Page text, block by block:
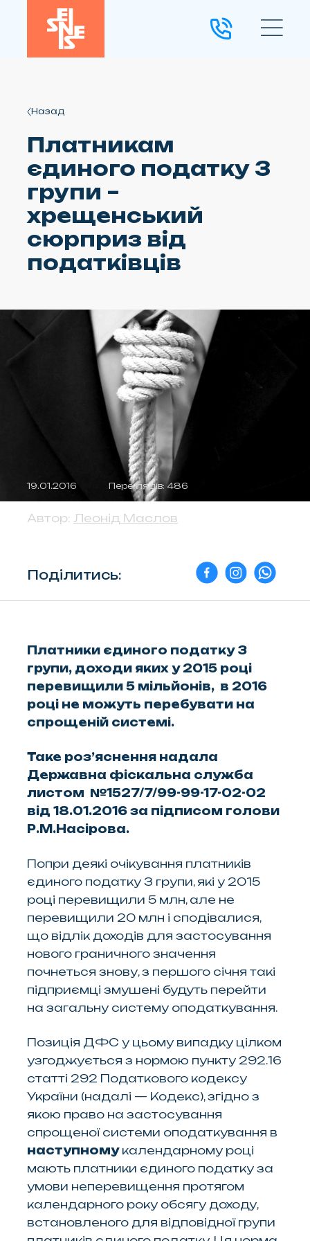
Назад
Платникам
єдиного податку 3
групи –
хрещенський
сюрприз від
податківців
19.01.2016 Переглядів: 486
Автор: Леонід Маслов
Поділитись:
Платники єдиного податку 3
групи, доходи яких у 2015 році
перевищили 5 мільйонів, в 2016
році не можуть перебувати на
спрощеній системі.
Таке роз’яснення надала
Державна фіскальна служба
листом №1527/7/99-99-17-02-02
від 18.01.2016 за підписом голови
Р.М.Насірова.
Попри деякі очікування платників
єдиного податку 3 групи, які у 2015
році перевищили 5 млн, але не
перевищили 20 млн і сподівалися,
що відлік доходів для застосування
нового граничного значення
почнеться знову, з першого січня такі
підприємці змушені будуть перейти
на загальну систему оподаткування.
Позиція ДФС у цьому випадку цілком
узгоджується з нормою пункту 292.16
статті 292 Податкового кодексу
України (надалі — Кодекс), згідно з
якою право на застосування
спрощеної системи оподаткування в
наступномукалендарному році
мають платники єдиного податку за
умови неперевищення протягом
календарного року обсягу доходу,
встановленого для відповідної групи